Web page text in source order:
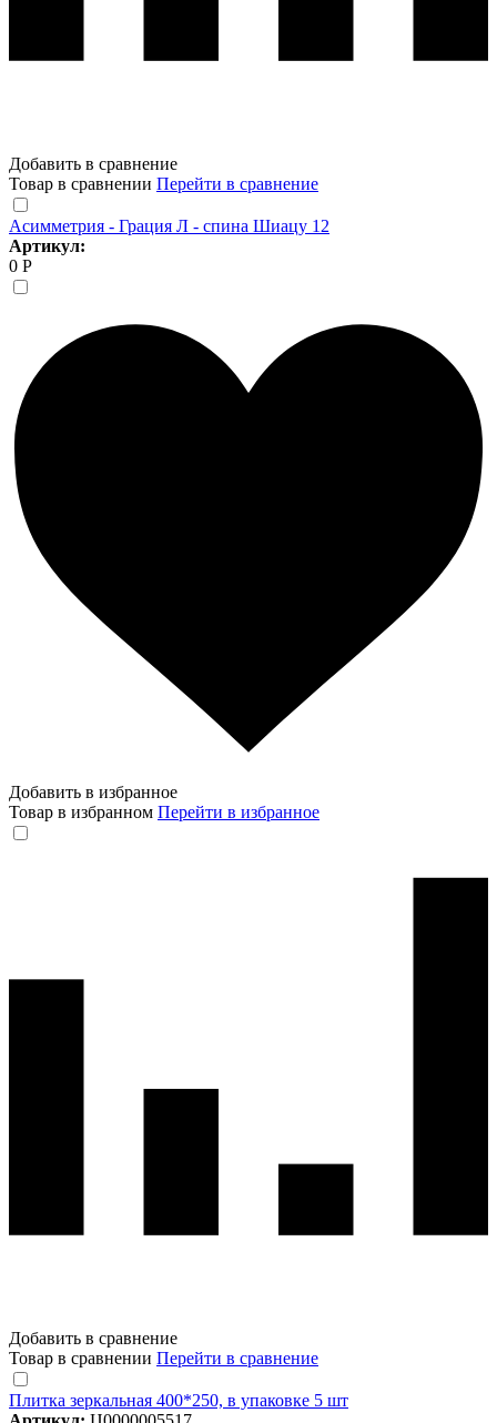
Добавить в сравнение
Товар в сравнении Перейти в сравнение
Асимметрия - Грация Л - спина Шиацу 12
Артикул:
0 Р
Добавить в избранное
Товар в избранном Перейти в избранное
Добавить в сравнение
Товар в сравнении Перейти в сравнение
Плитка зеркальная 400*250, в упаковке 5 шт